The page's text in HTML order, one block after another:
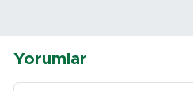
Yorumlar